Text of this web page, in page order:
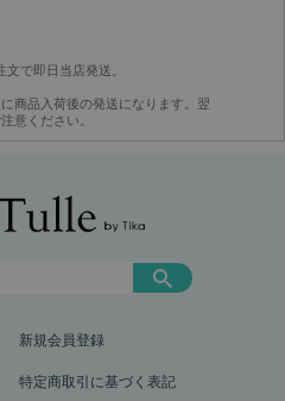
で即日当店発送。
商品入荷後の発送になります。翌
意ください。
新規会員登録
特定商取引に基づく表記